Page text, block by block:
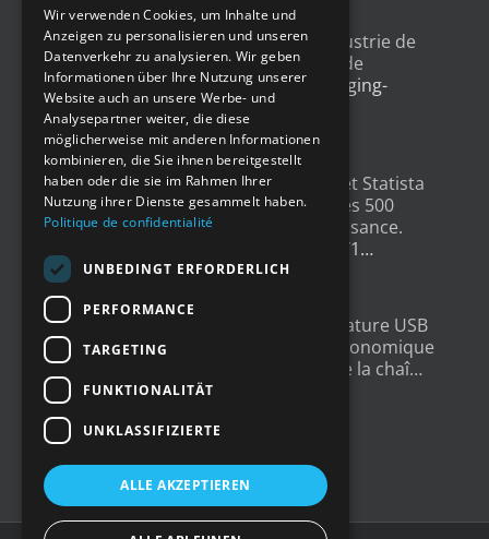
Un article sur l'#IoTdans l'industrie de
l'emballage, avec un exemple de
déploiement@Newsteopackaging-
gateway.com/features/how-i…
4 Jahren ago
Un grand merci à@LesEchos
et Statista
qui ont classé Newsteo dans les 500
Champions français de la croissance.
twitter.com/i/web/status/1…
4 Jahren ago
New : Enregistreur de Température USB
Tempmate S2. Une solution économique
et fiable pour la supervision de la chaî…
twitter.com/i/web/status/1…
GERMAN
SPANISH
Wir verwenden Cookies, um Inhalte und
Anzeigen zu personalisieren und unseren
Datenverkehr zu analysieren. Wir geben
Informationen über Ihre Nutzung unserer
Website auch an unsere Werbe- und
Analysepartner weiter, die diese
möglicherweise mit anderen Informationen
kombinieren, die Sie ihnen bereitgestellt
haben oder die sie im Rahmen Ihrer
Nutzung ihrer Dienste gesammelt haben.
Politique de confidentialité
UNBEDINGT ERFORDERLICH
PERFORMANCE
TARGETING
FUNKTIONALITÄT
UNKLASSIFIZIERTE
ALLE AKZEPTIEREN